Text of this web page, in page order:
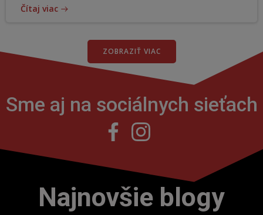
Čítaj viac
ZOBRAZIŤ VIAC
Sme aj na sociálnych sieťach
Najnovšie blogy